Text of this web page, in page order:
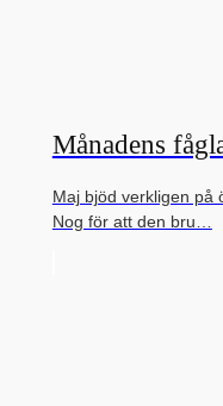
Månadens
Maj bjöd verkligen på
Nog för att den bru…